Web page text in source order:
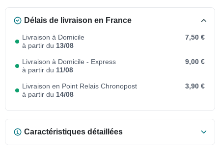
Délais de livraison en France
Livraison à Domicile
à partir du 13/08
7,50 €
Livraison à Domicile - Express
à partir du 11/08
9,00 €
Livraison en Point Relais Chronopost
à partir du 14/08
3,90 €
Caractéristiques détaillées